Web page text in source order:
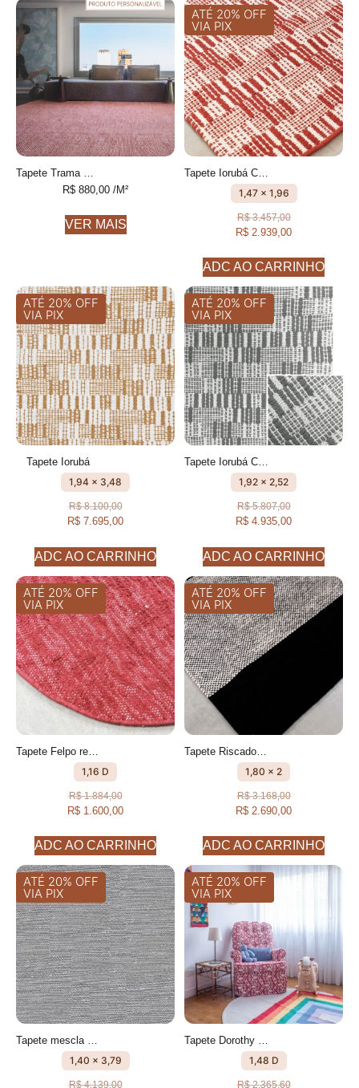
R$ 880,00 /M²
VER MAIS
ATÉ 20% OFF
VIA PIX
1,47 x 1,96
R$3.457,00
R$ 2.939,00
ADC AO CARRINHO
ATÉ 20% OFF
VIA PIX
Tapete Iorubá
1,94 x 3,48
R$8.100,00
R$ 7.695,00
ADC AO CARRINHO
ATÉ 20% OFF
VIA PIX
Tapete Iorubá Cru e Caqui geométrico feito à mão, 100% algodão reciclado
1,92 x 2,52
R$5.807,00
R$ 4.935,00
ADC AO CARRINHO
ATÉ 20% OFF
VIA PIX
1,16 D
R$1.884,00
R$ 1.600,00
ADC AO CARRINHO
ATÉ 20% OFF
VIA PIX
1,80 x 2
R$3.168,00
R$ 2.690,00
ADC AO CARRINHO
ATÉ 20% OFF
VIA PIX
Tapete mescla Cru e Chumbo feito à mão, 100% algodão reciclado
1,40 x 3,79
R$4.139,00
ATÉ 20% OFF
VIA PIX
Tapete Dorothy redondo Desenhado feito à mão, 100% algodão reciclado
1,48 D
R$2.365,60